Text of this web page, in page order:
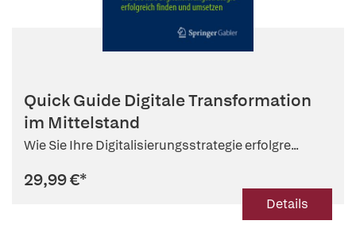
Quick Guide Digitale Transformation
im Mittelstand
Wie Sie Ihre Digitalisierungsstrategie erfolgre...
29,99 €*
Details